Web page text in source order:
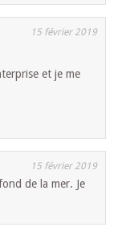
15 février 2019
et je me
15 février 2019
de la mer. Je